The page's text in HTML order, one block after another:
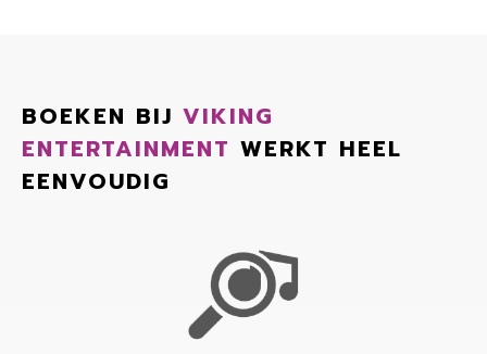
BOEKEN BIJ VIKING
ENTERTAINMENT WERKT HEEL
EENVOUDIG